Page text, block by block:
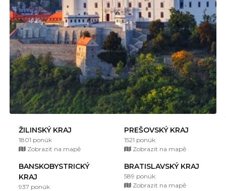
ŽILINSKÝ KRAJ
1801 ponúk
Zobrazit na mapě
PREŠOVSKÝ KRAJ
1521 ponúk
Zobrazit na mapě
BANSKOBYSTRICKÝ
KRAJ
937 ponúk
BRATISLAVSKÝ KRAJ
589 ponúk
Zobrazit na mapě